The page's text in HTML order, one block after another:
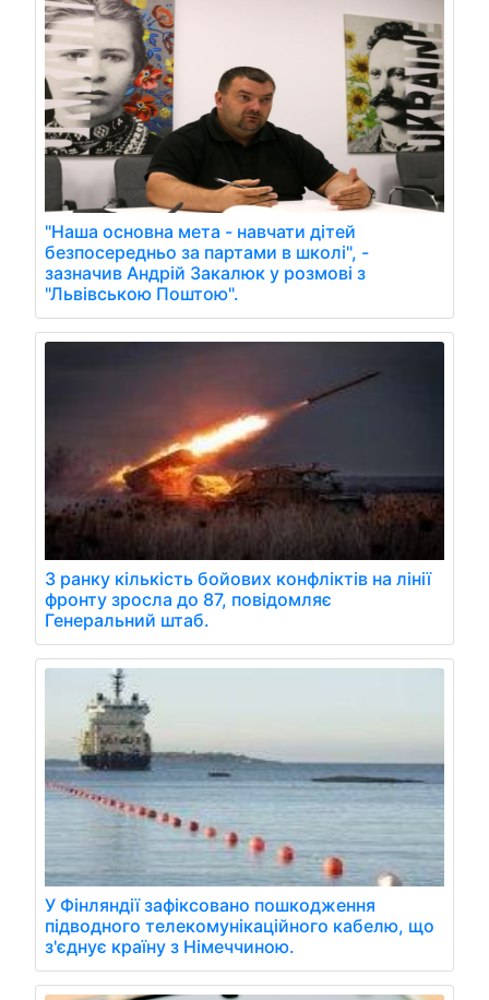
"Наша основна мета - навчати дітей
безпосередньо за партами в школі", -
зазначив Андрій Закалюк у розмові з
"Львівською Поштою".
З ранку кількість бойових конфліктів на лінії
фронту зросла до 87, повідомляє
Генеральний штаб.
У Фінляндії зафіксовано пошкодження
підводного телекомунікаційного кабелю, що
з'єднує країну з Німеччиною.